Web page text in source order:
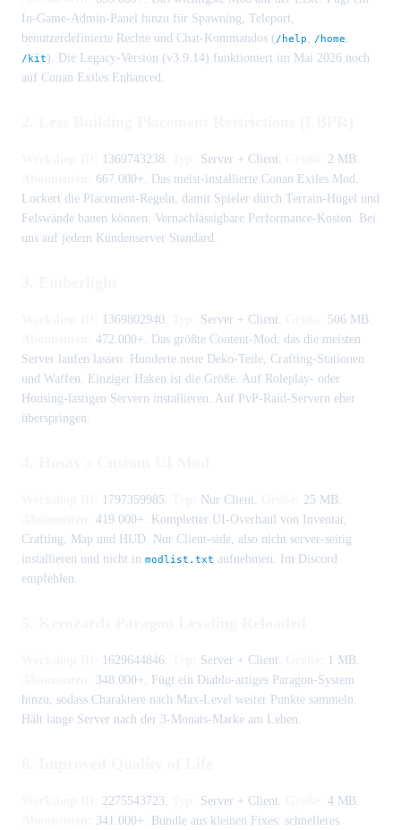
In-Game-Admin-Panel hinzu für Spawning, Teleport,
benutzerdefinierte Rechte und Chat-Kommandos (/help, /home,
/kit). Die Legacy-Version (v3.9.14) funktioniert im Mai 2026 noch
auf Conan Exiles Enhanced.
1369743238. Server + Client.
2 MB.
667.000+. Das meist-installierte Conan Exiles Mod.
Lockert die Placement-Regeln, damit Spieler durch Terrain-Hügel und
Felswände bauen können. Vernachlässigbare Performance-Kosten. Bei
uns auf jedem Kundenserver Standard.
1369802940. Server + Client.
506 MB.
472.000+. Das größte Content-Mod, das die meisten
Server laufen lassen: Hunderte neue Deko-Teile, Crafting-Stationen
und Waffen. Einziger Haken ist die Größe. Auf Roleplay- oder
Housing-lastigen Servern installieren. Auf PvP-Raid-Servern eher
überspringen.
1797359985. Nur Client.
25 MB.
419.000+. Kompletter UI-Overhaul von Inventar,
Crafting, Map und HUD. Nur Client-side, also nicht server-seitig
installieren und nicht in modlist.txt aufnehmen. Im Discord
empfehlen.
1629644846. Server + Client.
1 MB.
348.000+. Fügt ein Diablo-artiges Paragon-System
hinzu, sodass Charaktere nach Max-Level weiter Punkte sammeln.
Hält lange Server nach der 3-Monats-Marke am Leben.
2275543723. Server + Client.
4 MB.
341.000+. Bundle aus kleinen Fixes: schnelleres